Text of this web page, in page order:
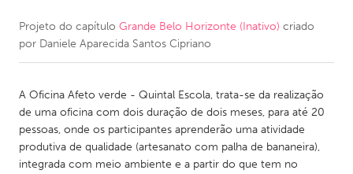
CANADA
Newmarket
Ottawa
South Shore
Toronto
Projeto do capítulo Grande Belo Horizonte (Inativo) criado
por Daniele Aparecida Santos Cipriano
A Oficina Afeto verde - Quintal Escola, trata-se da realização
de uma oficina com dois duração de dois meses, para até 20
pessoas, onde os participantes aprenderão uma atividade
produtiva de qualidade (artesanato com palha de bananeira),
integrada com meio ambiente e a partir do que tem no